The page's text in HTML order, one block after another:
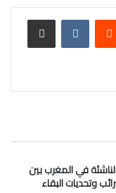
في المغرب بين
وتحديات البقاء